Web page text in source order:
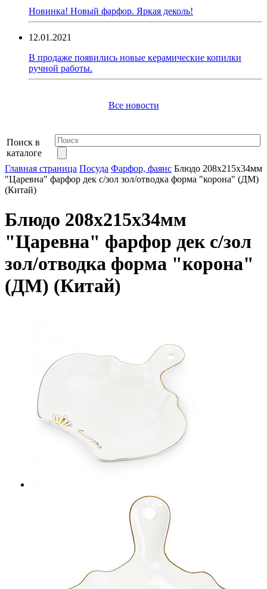
Новинка! Новый фарфор. Яркая деколь!
12.01.2021
В продаже появились новые керамические копилки
ручной работы.
Все новости
Поиск в
каталоге
Главная страница Посуда Фарфор, фаянс Блюдо 208х215х34мм
"Царевна" фарфор дек с/зол зол/отводка форма "корона" (ДМ)
(Китай)
Блюдо 208х215х34мм
"Царевна" фарфор дек с/зол
зол/отводка форма "корона"
(ДМ) (Китай)